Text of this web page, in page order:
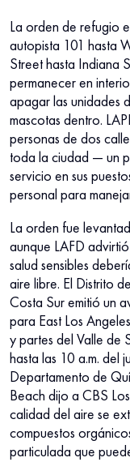
La orden de refugio
autopista 101 hasta
Street hasta Indiana
permanecer en
apagar las unidades
mascotas dentro.
personas de dos
toda la ciudad — un
servicio en sus
personal para
La orden fue
aunque LAFD
salud sensibles
aire libre. El Distrito
Costa Sur emitió un
para East Los
y partes del Valle de
hasta las 10 a.m. del
Departamento de
Beach dijo a CBS
calidad del aire se
compuestos
particulada que